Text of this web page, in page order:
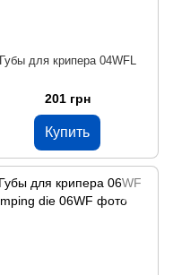
Губы для крипера 04WFL
201 грн
Купить